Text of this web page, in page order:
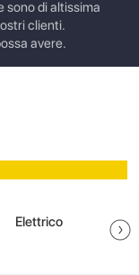
di altissima
clienti.
avere.
Elettrico